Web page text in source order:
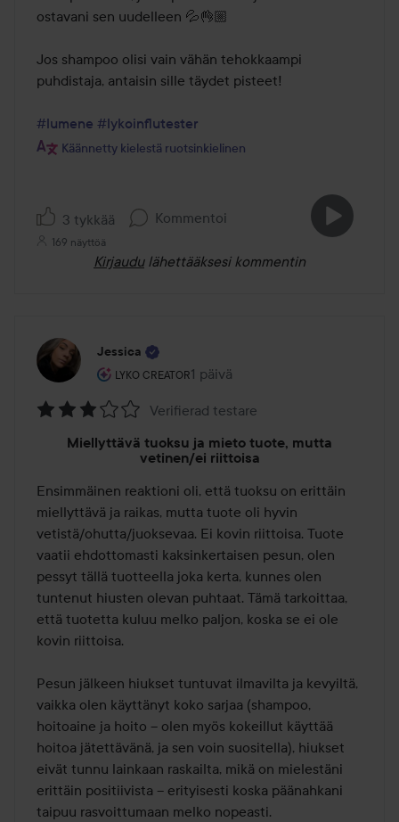
ostavani sen uudelleen 💦👌🏼
Jos shampoo olisi vain vähän tehokkaampi
puhdistaja, antaisin sille täydet pisteet!
#lumene #lykoinflutester
Käännetty kielestä ruotsinkielinen
3 tykkää Kommentoi
169 näyttöä
Kirjaudu lähettääksesi kommentin
Jessica
LYKO CREATOR
Käyttäjän rooli: Lyko Creator.
1 päivä
Viesti luotiin 1 päivä
5
Verifierad testare
Miellyttävä tuoksu ja mieto tuote, mutta
vetinen/ei riittoisa
Ensimmäinen reaktioni oli, että tuoksu on erittäin
miellyttävä ja raikas, mutta tuote oli hyvin
vetistä/ohutta/juoksevaa. Ei kovin riittoisa. Tuote
vaatii ehdottomasti kaksinkertaisen pesun, olen
pessyt tällä tuotteella joka kerta, kunnes olen
tuntenut hiusten olevan puhtaat. Tämä tarkoittaa,
että tuotetta kuluu melko paljon, koska se ei ole
kovin riittoisa.
Pesun jälkeen hiukset tuntuvat ilmavilta ja kevyiltä,
vaikka olen käyttänyt koko sarjaa (shampoo,
hoitoaine ja hoito – olen myös kokeillut käyttää
hoitoa jätettävänä, ja sen voin suositella), hiukset
eivät tunnu lainkaan raskailta, mikä on mielestäni
erittäin positiivista – erityisesti koska päänahkani
taipuu rasvoittumaan melko nopeasti.